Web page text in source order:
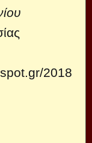
2018